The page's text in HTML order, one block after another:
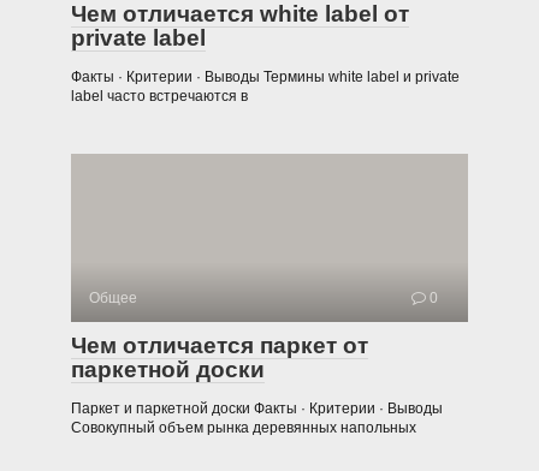
Чем отличается white label от
private label
Факты · Критерии · Выводы Термины white label и private
label часто встречаются в
Общее 0
Чем отличается паркет от
паркетной доски
Паркет и паркетной доски Факты · Критерии · Выводы
Совокупный объем рынка деревянных напольных